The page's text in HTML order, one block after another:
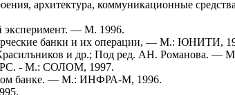
архитектура, коммуникационные
эксперимент. — М. 1996.
банки и их операции, — М.: ЮНИТИ,
и др.; Под ред. АН. Романова. ―
РС. - М.: СОЛОМ, 1997.
банке. ― М.: ИНФРА-М, 1996.